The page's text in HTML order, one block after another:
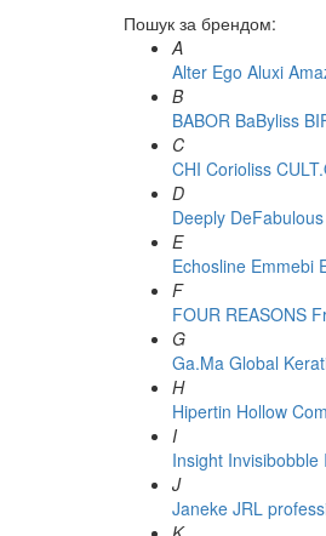
Пошук за брендом:
A
Alter Ego Aluxi
B
BABOR BaByliss
C
CHI Corioliss
D
Deeply DeFabulous
E
Echosline Emmebi
F
FOUR REASONS
G
Ga.Ma Global
H
Hipertin Hollow
I
Insight Invisibobble
J
Janeke JRL